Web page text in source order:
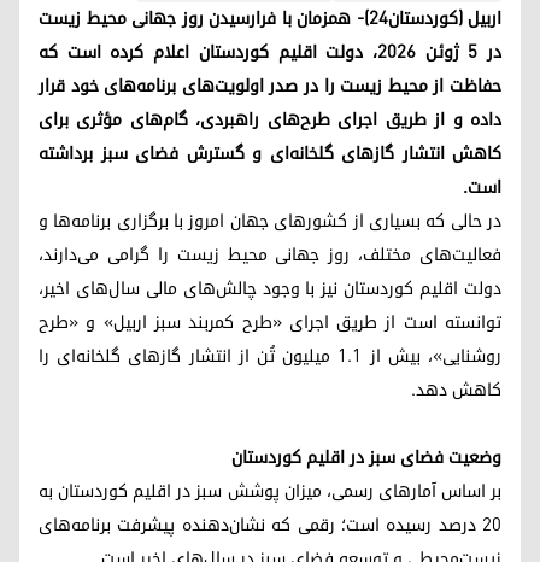
اربیل (کوردستان۲۴)- همزمان با فرارسیدن روز جهانی محیط زیست
در ۵ ژوئن ۲۰۲۶، دولت اقلیم کوردستان اعلام کرده است که
حفاظت از محیط زیست را در صدر اولویت‌های برنامه‌های خود قرار
داده و از طریق اجرای طرح‌های راهبردی، گام‌های مؤثری برای
کاهش انتشار گازهای گلخانه‌ای و گسترش فضای سبز برداشته
است.
در حالی که بسیاری از کشورهای جهان امروز با برگزاری برنامه‌ها و
فعالیت‌های مختلف، روز جهانی محیط زیست را گرامی می‌دارند،
دولت اقلیم کوردستان نیز با وجود چالش‌های مالی سال‌های اخیر،
توانسته است از طریق اجرای «طرح کمربند سبز اربیل» و «طرح
روشنایی»، بیش از ۱.۱ میلیون تُن از انتشار گازهای گلخانه‌ای را
کاهش دهد.
وضعیت فضای سبز در اقلیم کوردستان
بر اساس آمارهای رسمی، میزان پوشش سبز در اقلیم کوردستان به
۲۰ درصد رسیده است؛ رقمی که نشان‌دهنده پیشرفت برنامه‌های